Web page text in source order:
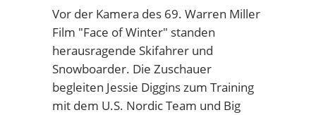
Vor der Kamera des 69. Warren Miller
Film "Face of Winter" standen
herausragende Skifahrer und
Snowboarder. Die Zuschauer
begleiten Jessie Diggins zum Training
mit dem U.S. Nordic Team und Big